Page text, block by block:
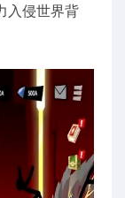
入侵世界背